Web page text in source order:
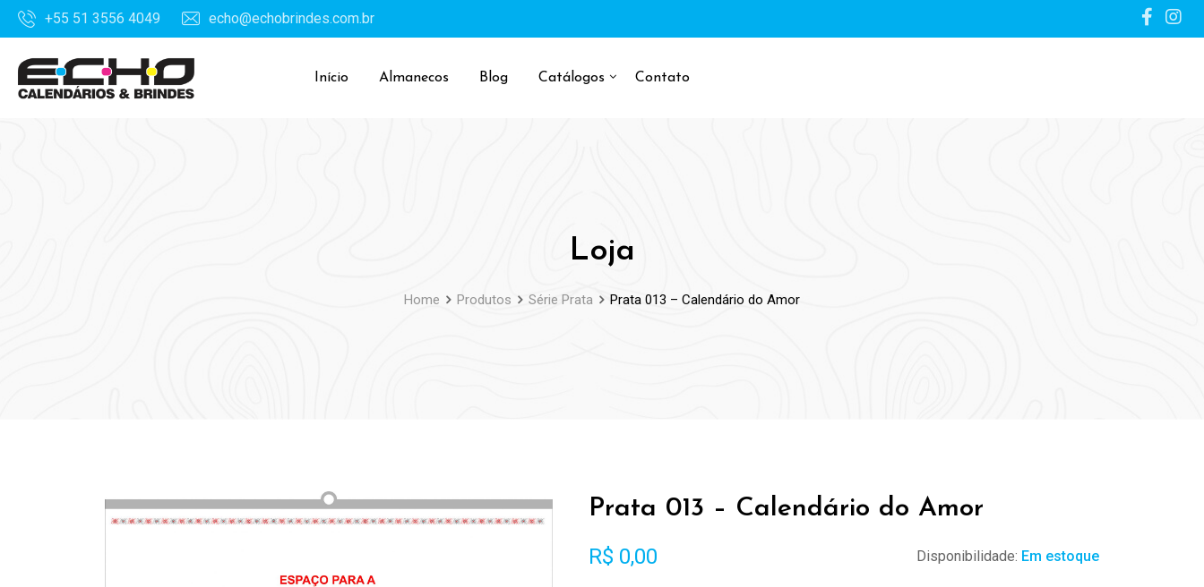
+55 51 3556 4049 echo@echobrindes.com.br
Início Almanecos Blog Catálogos Contato
Loja
Home Produtos Série Prata Prata 013 – Calendário do Amor
Prata 013 – Calendário do Amor
R$ 0,00 Disponibilidade: Em estoque